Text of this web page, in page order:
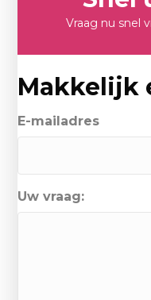
Vraag nu snel
Makkelijk
E-mailadres
Uw vraag: